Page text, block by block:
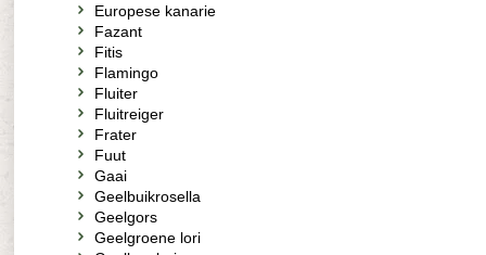
Europese kanarie
Fazant
Fitis
Flamingo
Fluiter
Fluitreiger
Frater
Fuut
Gaai
Geelbuikrosella
Geelgors
Geelgroene lori